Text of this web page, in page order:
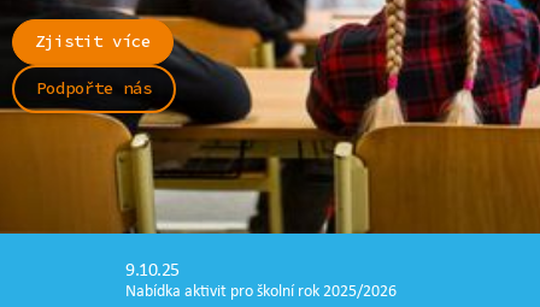
Zjistit více
Podpořte nás
9.10.25
Nabídka aktivit pro školní rok 2025/2026